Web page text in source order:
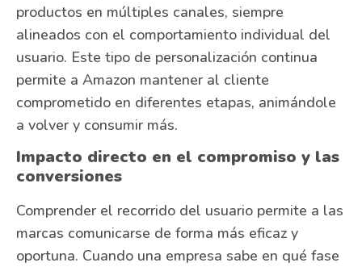
productos en múltiples canales, siempre
alineados con el comportamiento individual del
usuario. Este tipo de personalización continua
permite a Amazon mantener al cliente
comprometido en diferentes etapas, animándole
a volver y consumir más.
Impacto directo en el compromiso y las
conversiones
Comprender el recorrido del usuario permite a las
marcas comunicarse de forma más eficaz y
oportuna. Cuando una empresa sabe en qué fase